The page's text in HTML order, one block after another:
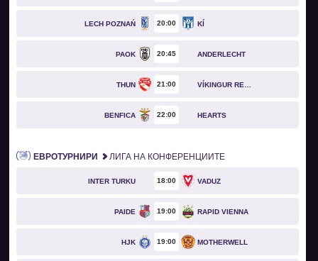
LECH POZNAŃ 20 00 KÍ
PAOK 20 45 ANDERLECHT
THUN 21 00
BENFICA 22 00 HEARTS
ЕВРОТУРНИРИ ЛИГА НА КОНФЕРЕНЦИИТЕ
INTER TURKU 18 00 VADUZ
PAIDE 19 00 RAPID VIENNA
HJK 19 00 MOTHERWELL